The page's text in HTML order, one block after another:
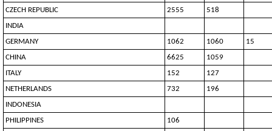
CZECH REPUBLIC
2555
518
INDIA
GERMANY
1062 1060
15
CHINA
6625
1059
ITALY
152
127
NETHERLANDS
732
196
INDONESIA
PHILIPPINES
106